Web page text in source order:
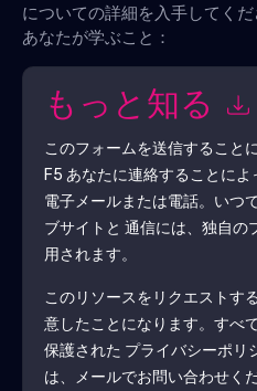
についての詳細を入手してくだ
あなたが学ぶこと：
もっと知る
このフォームを送信すること
F5 あなたに連絡することに
電子メールまたは電話。いつ
ブサイトと 通信には、独自の
用されます。
このリソースをリクエストす
意したことになります。すべ
保護された プライバシーポリ
は、メールでお問い合わせく